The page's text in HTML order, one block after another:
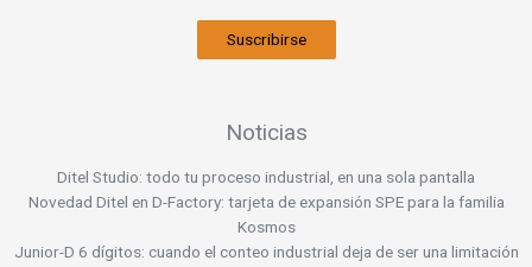
Suscribirse
Noticias
Ditel Studio: todo tu proceso industrial, en una sola pantalla
Novedad Ditel en D-Factory: tarjeta de expansión SPE para la familia
Kosmos
Junior-D 6 dígitos: cuando el conteo industrial deja de ser una limitación